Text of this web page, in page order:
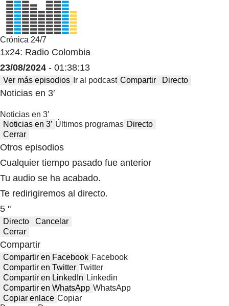
Crónica 24/7
1x24: Radio Colombia
23/08/2024 - 01:38:13
Ver más episodios Ir al podcast Compartir Directo
Noticias en 3′
Noticias en 3′
Noticias en 3′ Últimos programas Directo
Cerrar
Otros episodios
Cualquier tiempo pasado fue anterior
Tu audio se ha acabado.
Te redirigiremos al directo.
5 "
Directo
Cancelar
Cerrar
Compartir
Compartir en Facebook Facebook
Compartir en Twitter Twitter
Compartir en LinkedIn Linkedin
Compartir en WhatsApp WhatsApp
Copiar enlace Copiar